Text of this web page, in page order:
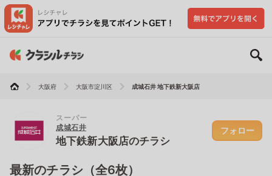
大阪府 大阪市淀川区 成城石井 地下鉄新大阪店
スーパー
成城石井
地下鉄新大阪店のチラシ
フォロー
最新のチラシ（全6枚）